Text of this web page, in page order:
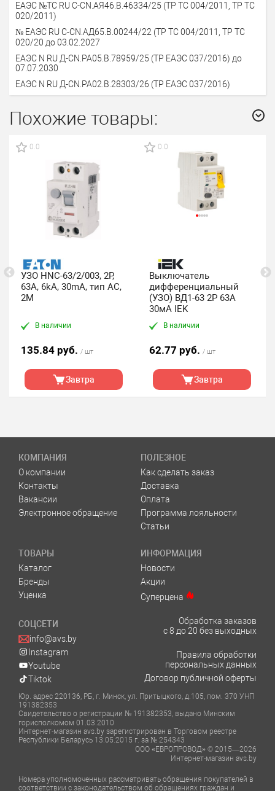
ЕАЭС №TC RU C-CN.АЯ46.B.46334/25 (ТР ТС 004/2011, ТР ТС
020/2011)
№ ЕАЭС RU С-СN.АД65.В.00244/22 (ТР ТС 004/2011, ТР ТС
020/20 до 03.02.2027
ЕАЭС N RU Д-CN.PA05.B.78959/25 (ТР ЕАЭС 037/2016) до
07.07.2030
ЕАЭС N RU Д-CN.PA02.B.28303/26 (ТР ЕАЭС 037/2016)
Похожие товары:
0.0
УЗО HNC-63/2/003, 2P,
63A, 6kA, 30mA, тип AC,
2M
В наличии
135.84 руб. / шт
Завтра
0.0
Выключатель
дифференциальный
(УЗО) ВД1-63 2Р 63А
30мА IEK
В наличии
62.77 руб. / шт
Завтра
КОМПАНИЯ
О компании
Контакты
Вакансии
Электронное обращение
ПОЛЕЗНОЕ
Как сделать заказ
Доставка
Оплата
Программа лояльности
Статьи
ТОВАРЫ
Каталог
Бренды
Уценка
ИНФОРМАЦИЯ
Новости
Акции
Суперцена
СОЦСЕТИ
info@avs.by
Instagram
Youtube
Tiktok
Обработка заказов
с 8 до 20 без выходных
Правила обработки
персональных данных
Договор публичной оферты
Юр. адрес 220136, РБ, г. Минск, ул. Притыцкого, д.105, пом. 370 УНП
191382353
Свидетельство о регистрации № 191382353, выдано Минским
горисполкомом 01.03.2010
Интернет-магазин avs.by зарегистрирован в Торговом реестре
Республики Беларусь 13.05.2015 г. за № 254343
ООО «ЕВРОПРОВОД» © 2015—2026
Интернет-магазин avs.by
Номера уполномоченных рассматривать обращения покупателей в
соответствии с законодательством об обращениях граждан и